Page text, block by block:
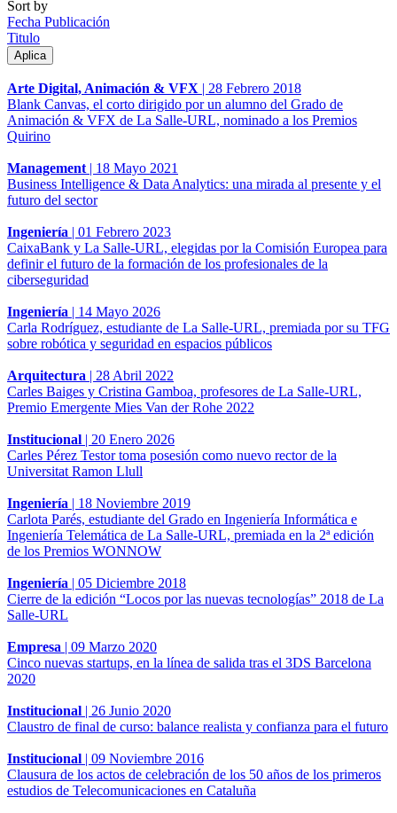
Sort by
Fecha Publicación
Titulo
Arte Digital, Animación & VFX | 28 Febrero 2018
Blank Canvas, el corto dirigido por un alumno del Grado de
Animación & VFX de La Salle-URL, nominado a los Premios
Quirino
Management | 18 Mayo 2021
Business Intelligence & Data Analytics: una mirada al presente y el
futuro del sector
Ingeniería | 01 Febrero 2023
CaixaBank y La Salle-URL, elegidas por la Comisión Europea para
definir el futuro de la formación de los profesionales de la
ciberseguridad
Ingeniería | 14 Mayo 2026
Carla Rodríguez, estudiante de La Salle-URL, premiada por su TFG
sobre robótica y seguridad en espacios públicos
Arquitectura | 28 Abril 2022
Carles Baiges y Cristina Gamboa, profesores de La Salle-URL,
Premio Emergente Mies Van der Rohe 2022
Institucional | 20 Enero 2026
Carles Pérez Testor toma posesión como nuevo rector de la
Universitat Ramon Llull
Ingeniería | 18 Noviembre 2019
Carlota Parés, estudiante del Grado en Ingeniería Informática e
Ingeniería Telemática de La Salle-URL, premiada en la 2ª edición
de los Premios WONNOW
Ingeniería | 05 Diciembre 2018
Cierre de la edición “Locos por las nuevas tecnologías” 2018 de La
Salle-URL
Empresa | 09 Marzo 2020
Cinco nuevas startups, en la línea de salida tras el 3DS Barcelona
2020
Institucional | 26 Junio 2020
Claustro de final de curso: balance realista y confianza para el futuro
Institucional | 09 Noviembre 2016
Clausura de los actos de celebración de los 50 años de los primeros
estudios de Telecomunicaciones en Cataluña